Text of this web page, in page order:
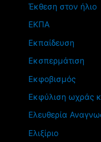
Έκθεση στον ήλιο
ΕΚΠΑ
Εκπαίδευση
Εκσπερμάτιση
Εκφοβισμός
Εκφύλιση ωχράς
Ελευθερία
Ελιξίριο